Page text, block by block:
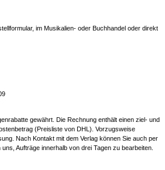
im Musikalien- oder Buchhandel oder direkt
gewährt. Die Rechnung enthält einen ziel- und
(Preisliste von DHL). Vorzugsweise
Nach Kontakt mit dem Verlag können Sie auch per
Aufträge innerhalb von drei Tagen zu bearbeiten.